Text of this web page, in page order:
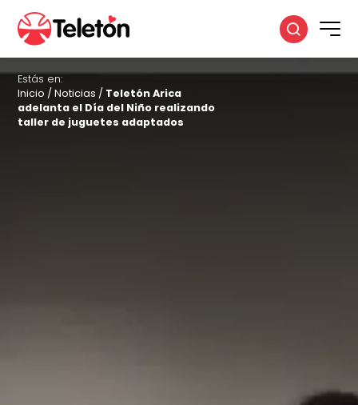
Estás en:
Inicio /Noticias / Teletón Arica
adelanta el Día del Niño realizando
taller de juguetes adaptados